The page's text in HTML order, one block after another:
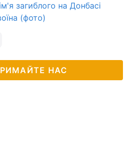
загиблого на Донбасі
(фото)
НАС